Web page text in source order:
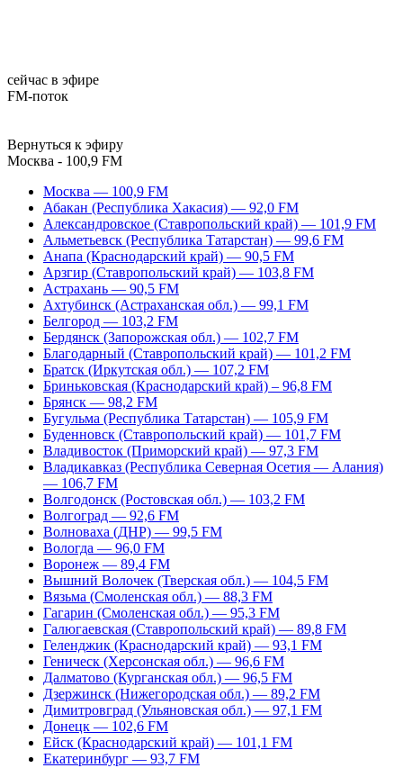
сейчас в эфире
FM-поток
Вернуться к эфиру
Москва - 100,9 FM
Москва — 100,9 FM
Абакан (Республика Хакасия) — 92,0 FM
Александровское (Ставропольский край) — 101,9 FM
Альметьевск (Республика Татарстан) — 99,6 FM
Анапа (Краснодарский край) — 90,5 FM
Арзгир (Ставропольский край) — 103,8 FM
Астрахань — 90,5 FM
Ахтубинск (Астраханская обл.) — 99,1 FM
Белгород — 103,2 FM
Бердянск (Запорожская обл.) — 102,7 FM
Благодарный (Ставропольский край) — 101,2 FM
Братск (Иркутская обл.) — 107,2 FM
Бриньковская (Краснодарский край) – 96,8 FM
Брянск — 98,2 FM
Бугульма (Республика Татарстан) — 105,9 FM
Буденновск (Ставропольский край) — 101,7 FM
Владивосток (Приморский край) — 97,3 FM
Владикавказ (Республика Северная Осетия — Алания)
— 106,7 FM
Волгодонск (Ростовская обл.) — 103,2 FM
Волгоград — 92,6 FM
Волноваха (ДНР) — 99,5 FM
Вологда — 96,0 FM
Воронеж — 89,4 FM
Вышний Волочек (Тверская обл.) — 104,5 FM
Вязьма (Смоленская обл.) — 88,3 FM
Гагарин (Смоленская обл.) — 95,3 FM
Галюгаевская (Ставропольский край) — 89,8 FM
Геленджик (Краснодарский край) — 93,1 FM
Геническ (Херсонская обл.) — 96,6 FM
Далматово (Курганская обл.) — 96,5 FM
Дзержинск (Нижегородская обл.) — 89,2 FM
Димитровград (Ульяновская обл.) — 97,1 FM
Донецк — 102,6 FM
Ейск (Краснодарский край) — 101,1 FM
Екатеринбург — 93,7 FM